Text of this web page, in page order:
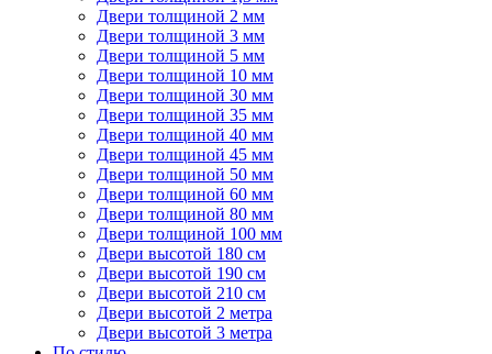
Двери толщиной 2 мм
Двери толщиной 3 мм
Двери толщиной 5 мм
Двери толщиной 10 мм
Двери толщиной 30 мм
Двери толщиной 35 мм
Двери толщиной 40 мм
Двери толщиной 45 мм
Двери толщиной 50 мм
Двери толщиной 60 мм
Двери толщиной 80 мм
Двери толщиной 100 мм
Двери высотой 180 см
Двери высотой 190 см
Двери высотой 210 см
Двери высотой 2 метра
Двери высотой 3 метра